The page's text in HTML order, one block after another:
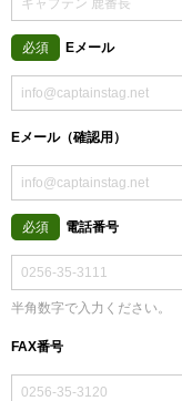
必須 Eメール
Eメール（確認用）
必須 電話番号
半角数字で入力ください。
FAX番号